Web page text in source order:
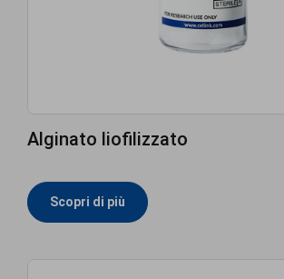
Alginato liofilizzato
Scopri di più